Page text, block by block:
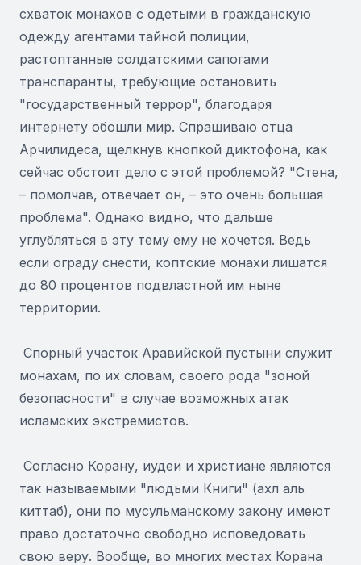
схваток монахов с одетыми в гражданскую
одежду агентами тайной полиции,
растоптанные солдатскими сапогами
транспаранты, требующие остановить
"государственный террор", благодаря
интернету обошли мир. Спрашиваю отца
Арчилидеса, щелкнув кнопкой диктофона, как
сейчас обстоит дело с этой проблемой? "Стена,
– помолчав, отвечает он, – это очень большая
проблема". Однако видно, что дальше
углубляться в эту тему ему не хочется. Ведь
если ограду снести, коптские монахи лишатся
до 80 процентов подвластной им ныне
территории.
Спорный участок Аравийской пустыни служит
монахам, по их словам, своего рода "зоной
безопасности" в случае возможных атак
исламских экстремистов.
Согласно Корану, иудеи и христиане являются
так называемыми "людьми Книги" (ахл аль
киттаб), они по мусульманскому закону имеют
право достаточно свободно исповедовать
свою веру. Вообще, во многих местах Корана